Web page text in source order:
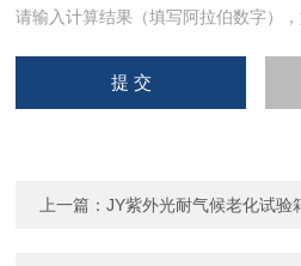
请输入计算结果（填写阿拉伯数字）
上一篇：JY紫外光耐气候老化试验